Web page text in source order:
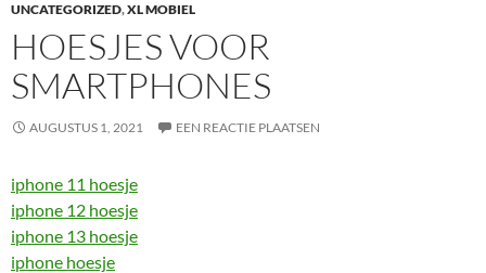
UNCATEGORIZED,XL MOBIEL
HOESJES VOOR
SMARTPHONES
AUGUSTUS 1, 2021 EEN REACTIE PLAATSEN
iphone 11 hoesje
iphone 12 hoesje
iphone 13 hoesje
iphone hoesje